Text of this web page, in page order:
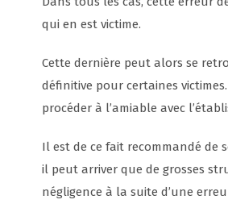
qui en est victime.
Cette dernière peut alors se
définitive pour certaines
procéder à l’amiable avec
Il est de ce fait recommandé de
il peut arriver que de grosses
négligence à la suite d’une